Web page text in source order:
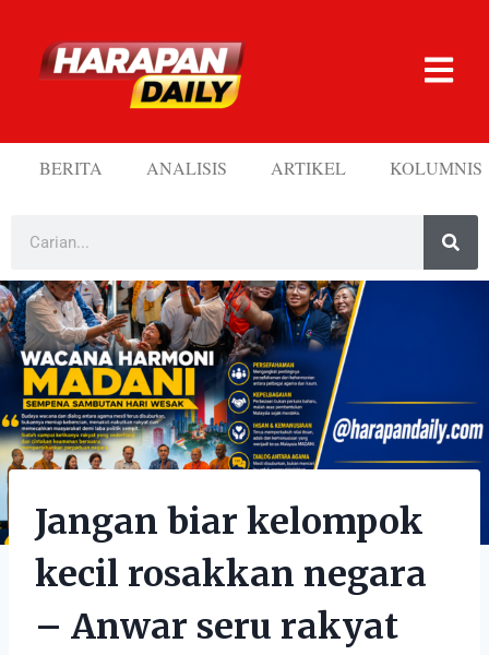
BERITA ANALISIS ARTIKEL KOLUMNIS
Jangan biar kelompok
kecil rosakkan negara
– Anwar seru rakyat